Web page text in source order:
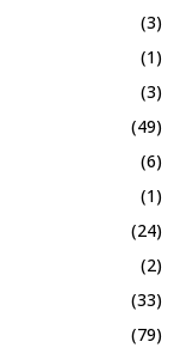
(3)
(1)
(3)
(49)
(6)
(1)
(24)
(2)
(33)
(79)